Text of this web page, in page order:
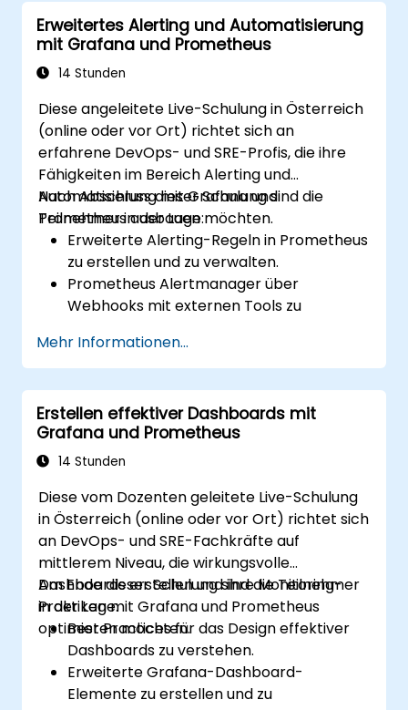
Erweitertes Alerting und Automatisierung
mit Grafana und Prometheus
14 Stunden
Diese angeleitete Live-Schulung in Österreich
(online oder vor Ort) richtet sich an
erfahrene DevOps- und SRE-Profis, die ihre
Fähigkeiten im Bereich Alerting und
Automatisierung mit Grafana und
Prometheus ausbauen möchten.
Nach Abschluss dieser Schulung sind die
Teilnehmer in der Lage:
Erweiterte Alerting-Regeln in Prometheus
zu erstellen und zu verwalten.
Prometheus Alertmanager über
Webhooks mit externen Tools zu
Automatisierte Reaktionen auf Alerts
umzusetzen, um die Problemlösung zu
beschleunigen.
Grafana zur effektiven Visualisierung und
Verwaltung von Alerts einzusetzen.
Mehr Informationen...
Erstellen effektiver Dashboards mit
Grafana und Prometheus
14 Stunden
Diese vom Dozenten geleitete Live-Schulung
in Österreich (online oder vor Ort) richtet sich
an DevOps- und SRE-Fachkräfte auf
mittlerem Niveau, die wirkungsvolle
Dashboards erstellen und ihre Monitoring-
Praktiken mit Grafana und Prometheus
optimieren möchten.
Am Ende dieser Schulung sind die Teilnehmer
in der Lage:
Best Practices für das Design effektiver
Dashboards zu verstehen.
Erweiterte Grafana-Dashboard-
Elemente zu erstellen und zu